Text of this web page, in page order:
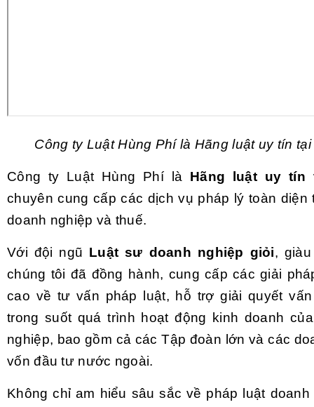
Công ty Luật Hùng Phí là Hãng luật uy tín
Công ty Luật Hùng Phí là Hãng luật uy tín
chuyên cung cấp các dịch vụ pháp lý toàn diện
doanh nghiệp và thuế.
Với đội ngũ Luật sư doanh nghiệp giỏi,
chúng tôi đã đồng hành, cung cấp các giải
cao về tư vấn pháp luật, hỗ trợ giải quyết
trong suốt quá trình hoạt động kinh doanh
nghiệp, bao gồm cả các Tập đoàn lớn và các
vốn đầu tư nước ngoài.
Không chỉ am hiểu sâu sắc về pháp luật doanh